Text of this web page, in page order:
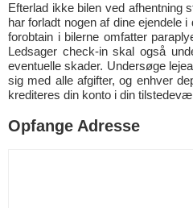
Efterlad ikke bilen ved afhentning
har forladt nogen af dine ejendele
forobtain i bilerne omfatter
Ledsager check-in skal også
eventuelle skader. Undersøge
sig med alle afgifter, og enhver
krediteres din konto i din
Opfange Adresse